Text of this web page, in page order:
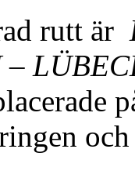
rutt är